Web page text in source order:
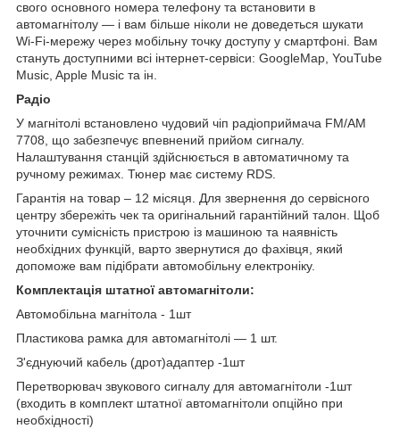
свого основного номера телефону та встановити в
автомагнітолу — і вам більше ніколи не доведеться шукати
Wi-Fi-мережу через мобільну точку доступу у смартфоні. Вам
стануть доступними всі інтернет-сервіси: GoogleMap, YouTube
Music, Apple Music та ін.
Радіо
У магнітолі встановлено чудовий чіп радіоприймача FM/AM
7708, що забезпечує впевнений прийом сигналу.
Налаштування станцій здійснюється в автоматичному та
ручному режимах. Тюнер має систему RDS.
Гарантія на товар – 12 місяця. Для звернення до сервісного
центру збережіть чек та оригінальний гарантійний талон. Щоб
уточнити сумісність пристрою із машиною та наявність
необхідних функцій, варто звернутися до фахівця, який
допоможе вам підібрати автомобільну електроніку.
Комплектація штатної автомагнітоли:
Автомобільна магнітола - 1шт
Пластикова рамка для автомагнітолі — 1 шт.
З'єднуючий кабель (дрот)адаптер -1шт
Перетворювач звукового сигналу для автомагнітоли -1шт
(входить в комплект штатної автомагнітоли опційно при
необхідності)